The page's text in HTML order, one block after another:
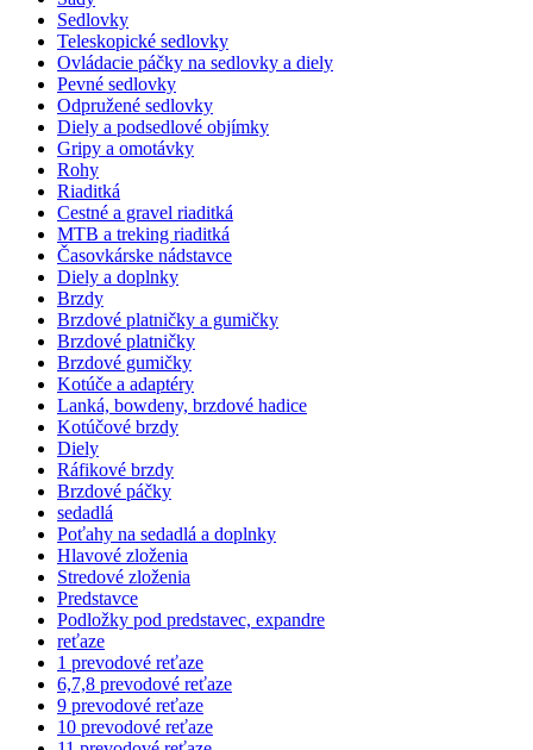
Sedlovky
Teleskopické sedlovky
Ovládacie páčky na sedlovky a diely
Pevné sedlovky
Odpružené sedlovky
Diely a podsedlové objímky
Gripy a omotávky
Rohy
Riaditká
Cestné a gravel riaditká
MTB a treking riaditká
Časovkárske nádstavce
Diely a doplnky
Brzdy
Brzdové platničky a gumičky
Brzdové platničky
Brzdové gumičky
Kotúče a adaptéry
Lanká, bowdeny, brzdové hadice
Kotúčové brzdy
Diely
Ráfikové brzdy
Brzdové páčky
sedadlá
Poťahy na sedadlá a doplnky
Hlavové zloženia
Stredové zloženia
Predstavce
Podložky pod predstavec, expandre
reťaze
1 prevodové reťaze
6,7,8 prevodové reťaze
9 prevodové reťaze
10 prevodové reťaze